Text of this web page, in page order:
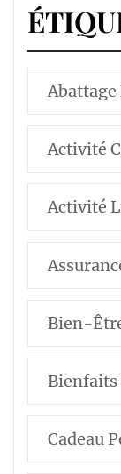
Abattage
Activité
Activité
Bien-
Bienfaits
Cadeau